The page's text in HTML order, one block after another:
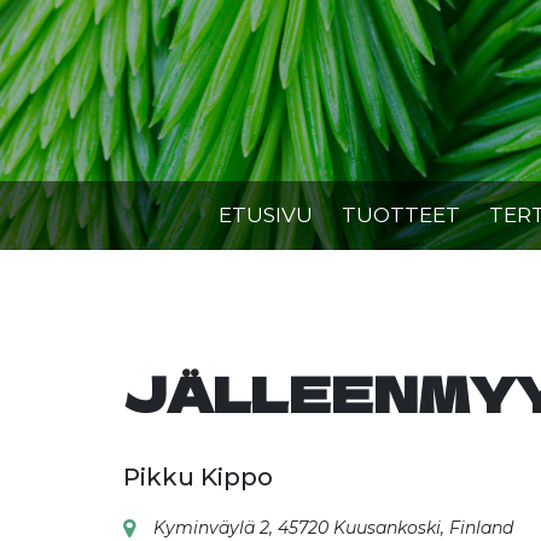
Skip
to
content
ETUSIVU TUOTTEET
Pikku Kippo
Kyminväylä 2, 45720 Kuusankoski, Finland